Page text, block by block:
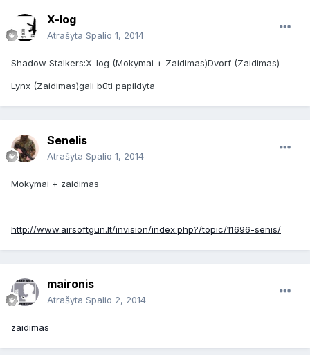
X-log
Atrašyta Spalio 1, 2014
Shadow Stalkers:X-log (Mokymai + Zaidimas)Dvorf (Zaidimas)
Lynx (Zaidimas)gali būti papildyta
Senelis
Atrašyta Spalio 1, 2014
Mokymai + zaidimas
http://www.airsoftgun.lt/invision/index.php?/topic/11696-senis/
maironis
Atrašyta Spalio 2, 2014
zaidimas